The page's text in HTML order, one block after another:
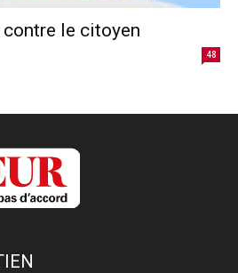
contre le citoyen
48